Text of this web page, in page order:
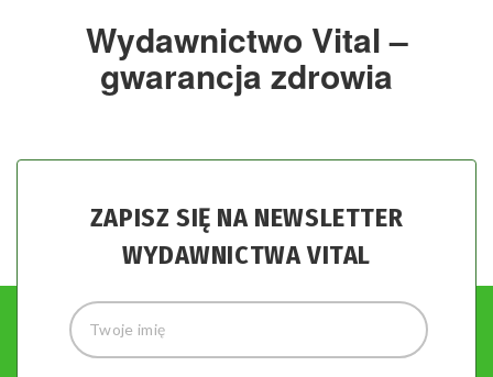
Wydawnictwo Vital –
gwarancja zdrowia
ZAPISZ SIĘ NA NEWSLETTER
WYDAWNICTWA VITAL